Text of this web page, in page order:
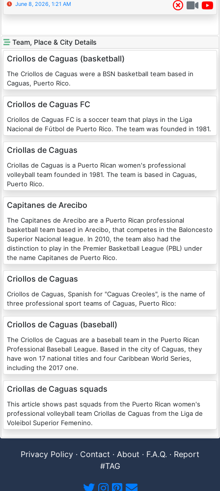
June 8, 2026, 1:21 AM
Team, Place & City Details
Criollos de Caguas (basketball)
The Criollos de Caguas were a BSN basketball team based in
Caguas, Puerto Rico.
Criollos de Caguas FC
Criollos de Caguas FC is a soccer team that plays in the Liga
Nacional de Fútbol de Puerto Rico. The team was founded in 1981.
Criollas de Caguas
Criollas de Caguas is a Puerto Rican women's professional
volleyball team founded in 1981. The team is based in Caguas,
Puerto Rico.
Capitanes de Arecibo
The Capitanes de Arecibo are a Puerto Rican professional
basketball team based in Arecibo, that competes in the Baloncesto
Superior Nacional league. In 2010, the team also had the
distinction to play in the Premier Basketball League (PBL) under
the name Capitanes de Puerto Rico.
Criollos de Caguas
Criollos de Caguas, Spanish for "Caguas Creoles", is the name of
three professional sport teams of Caguas, Puerto Rico:
Criollos de Caguas (baseball)
The Criollos de Caguas are a baseball team in the Puerto Rican
Professional Baseball League. Based in the city of Caguas, they
have won 17 national titles and four Caribbean World Series,
including the 2017 one.
Criollas de Caguas squads
This article shows past squads from the Puerto Rican women's
professional volleyball team Criollas de Caguas from the Liga de
Voleibol Superior Femenino.
Privacy Policy · Contact · About · F.A.Q. · Report
#TAG